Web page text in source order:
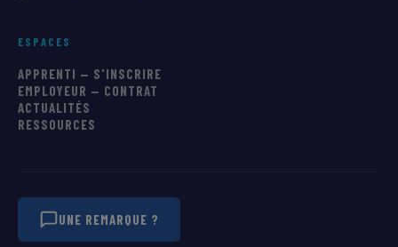
ESPACES
APPRENTI — S'INSCRIRE
EMPLOYEUR — CONTRAT
ACTUALITÉS
RESSOURCES
UNE REMARQUE ?